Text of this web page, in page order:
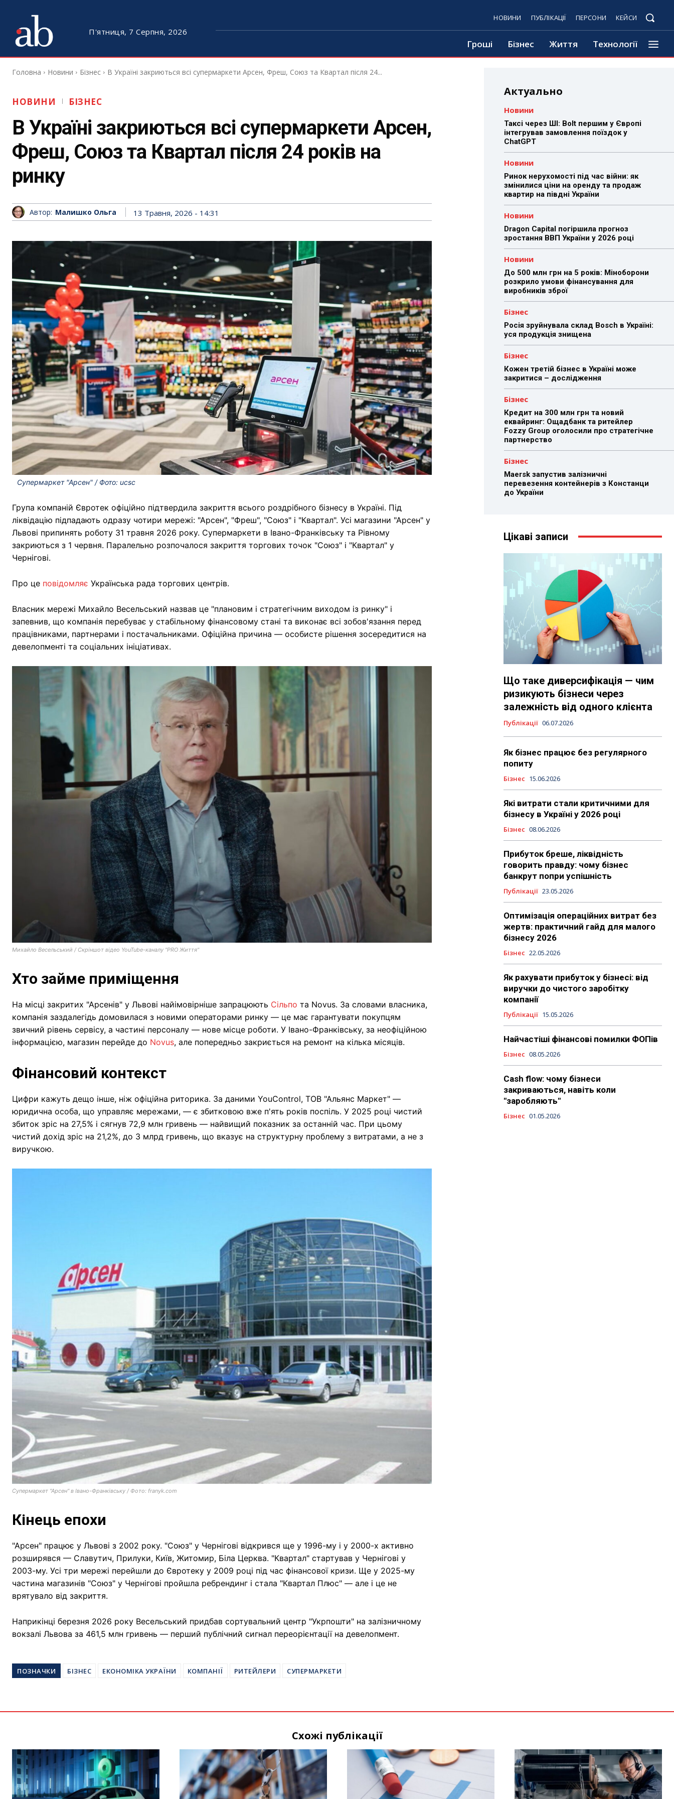
П'ятниця, 7 Серпня, 2026
НОВИНИ ПУБЛІКАЦІЇ ПЕРСОНИ КЕЙСИ
Гроші Бізнес Життя Технології
Головна Новини Бізнес В Україні закриються всі супермаркети Арсен, Фреш, Союз та Квартал після 24...
НОВИНИ БІЗНЕС
В Україні закриються всі супермаркети Арсен,
Фреш, Союз та Квартал після 24 років на
ринку
Автор: Малишко Ольга 13 Травня, 2026 - 14:31
Супермаркет "Арсен" / Фото: ucsc
Група компаній Євротек офіційно підтвердила закриття всього роздрібного бізнесу в Україні. Під
ліквідацію підпадають одразу чотири мережі: "Арсен", "Фреш", "Союз" і "Квартал". Усі магазини "Арсен" у
Львові припинять роботу 31 травня 2026 року. Супермаркети в Івано-Франківську та Рівному
закриються з 1 червня. Паралельно розпочалося закриття торгових точок "Союз" і "Квартал" у
Чернігові.
Про це повідомляє Українська рада торгових центрів.
Власник мережі Михайло Весельський назвав це "плановим і стратегічним виходом із ринку" і
запевнив, що компанія перебуває у стабільному фінансовому стані та виконає всі зобов'язання перед
працівниками, партнерами і постачальниками. Офіційна причина — особисте рішення зосередитися на
девелопменті та соціальних ініціативах.
Михайло Весельський / Скріншот відео YouTube-каналу "PRO Життя"
Хто займе приміщення
На місці закритих "Арсенів" у Львові найімовірніше запрацюють Сільпо та Novus. За словами власника,
компанія заздалегідь домовилася з новими операторами ринку — це має гарантувати покупцям
звичний рівень сервісу, а частині персоналу — нове місце роботи. У Івано-Франківську, за неофіційною
інформацією, магазин перейде до Novus, але попередньо закриється на ремонт на кілька місяців.
Фінансовий контекст
Цифри кажуть дещо інше, ніж офіційна риторика. За даними YouControl, ТОВ "Альянс Маркет" —
юридична особа, що управляє мережами, — є збитковою вже п'ять років поспіль. У 2025 році чистий
збиток зріс на 27,5% і сягнув 72,9 млн гривень — найвищий показник за останній час. При цьому
чистий дохід зріс на 21,2%, до 3 млрд гривень, що вказує на структурну проблему з витратами, а не з
виручкою.
Супермаркет "Арсен" в Івано-Франківську / Фото: franyk.com
Кінець епохи
"Арсен" працює у Львові з 2002 року. "Союз" у Чернігові відкрився ще у 1996-му і у 2000-х активно
розширявся — Славутич, Прилуки, Київ, Житомир, Біла Церква. "Квартал" стартував у Чернігові у
2003-му. Усі три мережі перейшли до Євротеку у 2009 році під час фінансової кризи. Ще у 2025-му
частина магазинів "Союз" у Чернігові пройшла ребрендинг і стала "Квартал Плюс" — але і це не
врятувало від закриття.
Наприкінці березня 2026 року Весельський придбав сортувальний центр "Укрпошти" на залізничному
вокзалі Львова за 461,5 млн гривень — перший публічний сигнал переорієнтації на девелопмент.
ПОЗНАЧКИ БІЗНЕС ЕКОНОМІКА УКРАЇНИ КОМПАНІЇ РИТЕЙЛЕРИ СУПЕРМАРКЕТИ
Актуально
Новини
Таксі через ШІ: Bolt першим у Європі
інтегрував замовлення поїздок у
ChatGPT
Новини
Ринок нерухомості під час війни: як
змінилися ціни на оренду та продаж
квартир на півдні України
Новини
Dragon Capital погіршила прогноз
зростання ВВП України у 2026 році
Новини
До 500 млн грн на 5 років: Міноборони
розкрило умови фінансування для
виробників зброї
Бізнес
Росія зруйнувала склад Bosch в Україні:
уся продукція знищена
Бізнес
Кожен третій бізнес в Україні може
закритися – дослідження
Бізнес
Кредит на 300 млн грн та новий
еквайринг: Ощадбанк та ритейлер
Fozzy Group оголосили про стратегічне
партнерство
Бізнес
Maersk запустив залізничні
перевезення контейнерів з Констанци
до України
Цікаві записи
Що таке диверсифікація — чим
ризикують бізнеси через
залежність від одного клієнта
Публікації 06.07.2026
Як бізнес працює без регулярного
попиту
Бізнес 15.06.2026
Які витрати стали критичними для
бізнесу в Україні у 2026 році
Бізнес 08.06.2026
Прибуток бреше, ліквідність
говорить правду: чому бізнес
банкрут попри успішність
Публікації 23.05.2026
Оптимізація операційних витрат без
жертв: практичний гайд для малого
бізнесу 2026
Бізнес 22.05.2026
Як рахувати прибуток у бізнесі: від
виручки до чистого заробітку
компанії
Публікації 15.05.2026
Найчастіші фінансові помилки ФОПів
Бізнес 08.05.2026
Cash flow: чому бізнеси
закриваються, навіть коли
"заробляють"
Бізнес 01.05.2026
Схожі публікації